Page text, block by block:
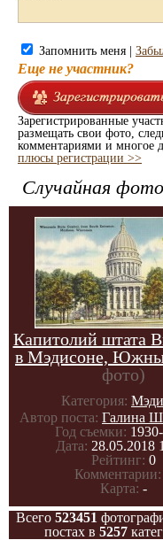
Запомнить меня |
Еще не участник?
Зарегистрированные
размещать свои фото,
комментариями и многое
плюсы регистрации >>
Случайная
Капитолий штата
в Мэдисоне,
фото)
Категория:
Автор поста: Галина
Год съемки:
Дата: 28.05.2018
Рейтинг: 0
Комментарии:
Карта: -
Всего 523451
постах в 5257